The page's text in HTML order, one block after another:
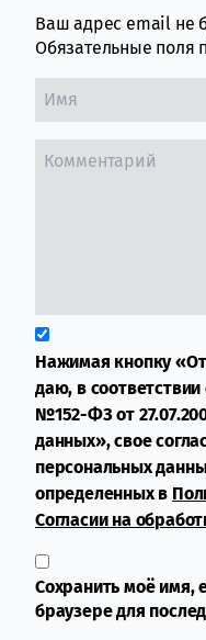
Ваш адрес email не
Обязательные поля
Нажимая кнопку
даю, в
№152-ФЗ от
данных», свое
персональных
определенных в
Согласии на
Сохранить моё имя,
браузере для